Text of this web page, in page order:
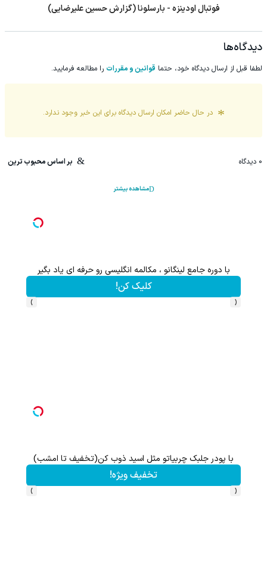
فوتبال ناپولی - سلتاویگو
دیدگاه‌ها
لطفا قبل از ارسال دیدگاه خود، حتما قوانین و مقررات را مطالعه فرمایید.
در حال حاضر امکان ارسال دیدگاه برای این خبر وجود ندارد.
0 دیدگاه بر اساس محبوب ترین
مشاهده بیشتر
با دوره جامع لینگانو ، مکالمه انگلیسی رو حرفه ای یاد بگیر
کلیک کن!
‹
›
با پودر جلبک چربیاتو مثل اسید ذوب کن(تخفیف تا امشب)
تخفیف ویژه!
‹
›